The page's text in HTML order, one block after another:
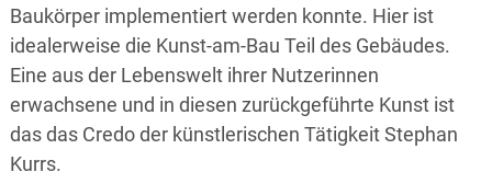
Baukörper implementiert werden konnte. Hier ist
idealerweise die Kunst-am-Bau Teil des Gebäudes.
Eine aus der Lebenswelt ihrer Nutzerinnen
erwachsene und in diesen zurückgeführte Kunst ist
das das Credo der künstlerischen Tätigkeit Stephan
Kurrs.